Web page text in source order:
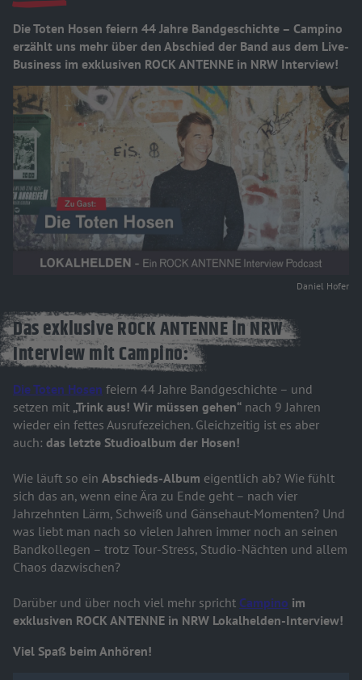
Die Toten Hosen feiern 44 Jahre Bandgeschichte – Campino
erzählt uns mehr über den Abschied der Band aus dem Live-
Business im exklusiven ROCK ANTENNE in NRW Interview!
Daniel Hofer
Das exklusive ROCK ANTENNE in NRW
Interview mit Campino:
Die Toten Hosen feiern 44 Jahre Bandgeschichte – und
setzen mit „Trink aus! Wir müssen gehen“ nach 9 Jahren
wieder ein fettes Ausrufezeichen. Gleichzeitig ist es aber
auch: das letzte Studioalbum der Hosen!
Wie läuft so ein Abschieds-Album eigentlich ab? Wie fühlt
sich das an, wenn eine Ära zu Ende geht – nach vier
Jahrzehnten Lärm, Schweiß und Gänsehaut-Momenten? Und
was liebt man nach so vielen Jahren immer noch an seinen
Bandkollegen – trotz Tour-Stress, Studio-Nächten und allem
Chaos dazwischen?
Darüber und über noch viel mehr spricht Campino im
exklusiven ROCK ANTENNE in NRW Lokalhelden-Interview!
Viel Spaß beim Anhören!